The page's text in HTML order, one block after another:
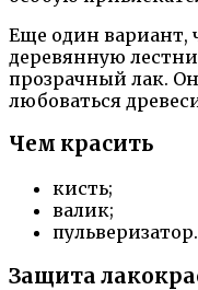
Еще один
деревянную
прозрачный лак.
любоваться
Чем красить
кисть;
валик;
пульверизатор.
Защита